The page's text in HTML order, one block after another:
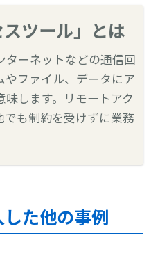
スツール」とは
ターネットなどの通信回
やファイル、データにア
します。リモートアク
も制約を受けずに業務
た他の事例